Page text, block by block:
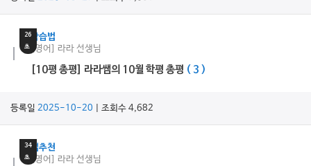
26
초
학습법
[영어] 라라 선생님
[10평 총평] 라라쌤의 10월 학평 총평 ( 3 )
등록일 2025-10-20 | 조회수 4,682
34
초
쌤추천
[영어] 라라 선생님